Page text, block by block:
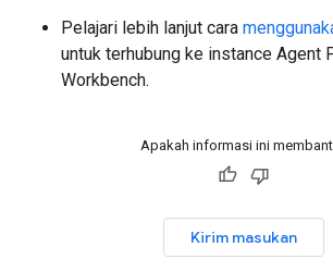
Pelajari lebih lanjut cara
untuk terhubung ke instance Agent
Workbench.
Apakah informasi ini
Kirim masukan